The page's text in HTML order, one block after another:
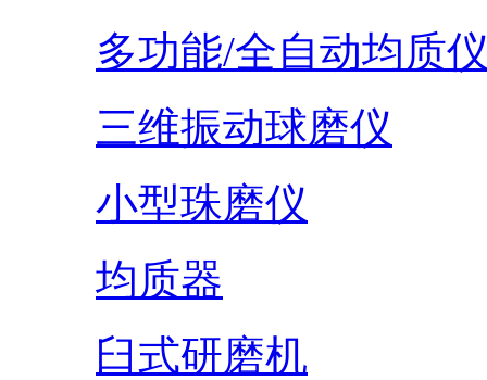
多功能/全自动均质
三维振动球磨仪
小型珠磨仪
均质器
臼式研磨机